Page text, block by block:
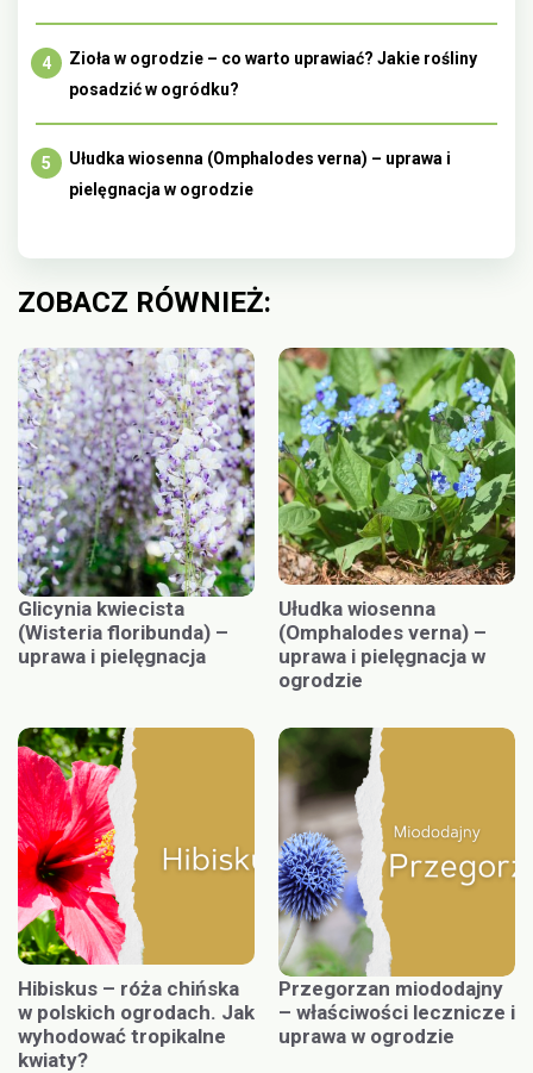
Zioła w ogrodzie – co warto uprawiać? Jakie rośliny
posadzić w ogródku?
Ułudka wiosenna (Omphalodes verna) – uprawa i
pielęgnacja w ogrodzie
ZOBACZ RÓWNIEŻ:
Glicynia kwiecista
(Wisteria floribunda) –
uprawa i pielęgnacja
Ułudka wiosenna
(Omphalodes verna) –
uprawa i pielęgnacja w
ogrodzie
Hibiskus – róża chińska
w polskich ogrodach. Jak
wyhodować tropikalne
kwiaty?
Przegorzan miododajny
– właściwości lecznicze i
uprawa w ogrodzie